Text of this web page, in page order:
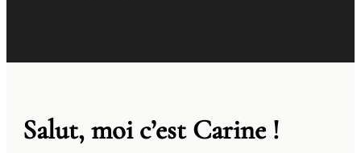
Salut, moi c’est Carine !